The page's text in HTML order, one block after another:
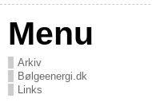
Menu
Arkiv
Bølgeenergi.dk
Links